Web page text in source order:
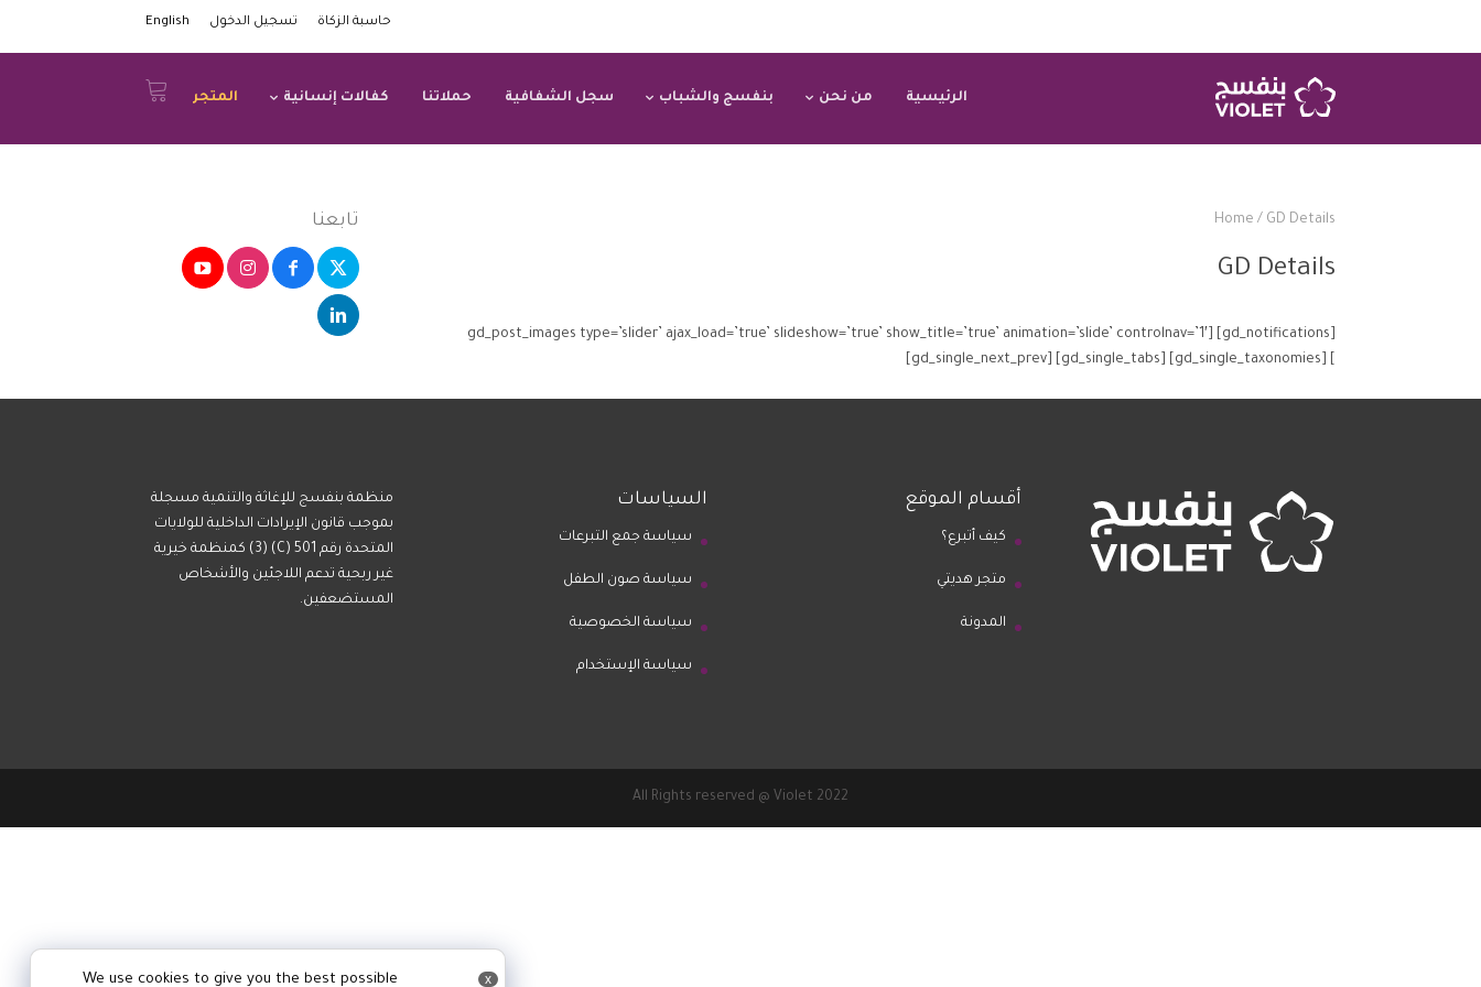
حاسبة الزكاة تسجيل الدخول English
الرئيسية من نحن بنفسج والشباب سجل الشفافية حملاتنا كفالات إنسانية المتجر
Home / GD Details
GD Details
[gd_notifications] [gd_post_images type=’slider’ ajax_load=’true’ slideshow=’true’ show_title=’true’ animation=’slide’ controlnav=’1′
] [gd_single_taxonomies] [gd_single_tabs] [gd_single_next_prev]
تابعنا
أقسام الموقع
كيف أتبرع؟
متجر هديتي
المدونة
السياسات
سياسة جمع التبرعات
سياسة صون الطفل
سياسة الخصوصية
سياسة الإستخدام
منظمة بنفسج للإغاثة والتنمية مسجلة
بموجب قانون الإيرادات الداخلية للولايات
المتحدة رقم 501 (C) (3) كمنظمة خيرية
غير ربحية تدعم اللاجئين والأشخاص
المستضعفين.
All Rights reserved @ Violet 2022
x
We use cookies to give you the best possible